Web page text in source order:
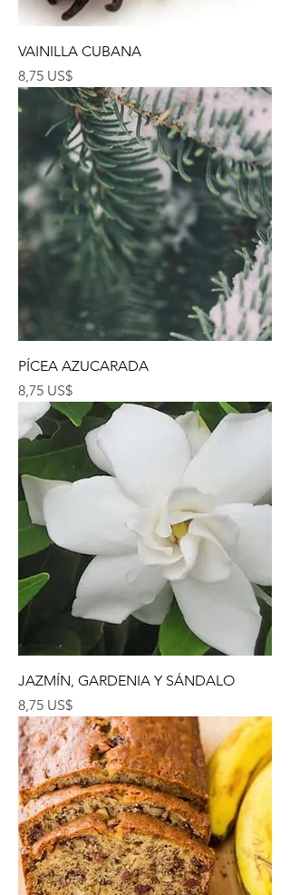
VAINILLA CUBANA
Precio
8,75 US$
PÍCEA AZUCARADA
Precio
8,75 US$
JAZMÍN, GARDENIA Y SÁNDALO
Precio
8,75 US$